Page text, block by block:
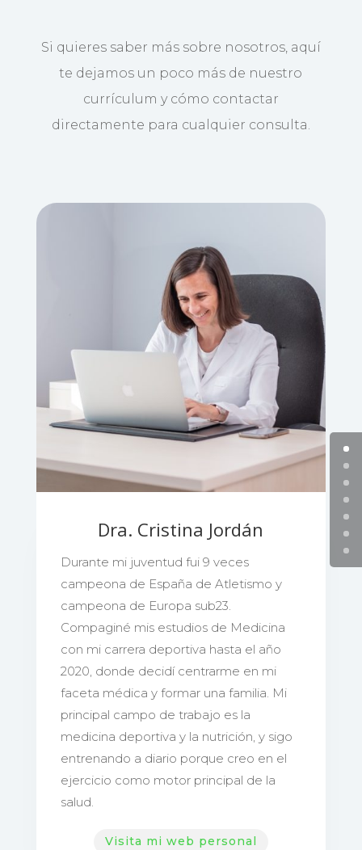
Si quieres saber más sobre nosotros, aquí
te dejamos un poco más de nuestro
currículum y cómo contactar
directamente para cualquier consulta.
Dra. Cristina Jordán
Durante mi juventud fui 9 veces
campeona de España de Atletismo y
campeona de Europa sub23.
Compaginé mis estudios de Medicina
con mi carrera deportiva hasta el año
2020, donde decidí centrarme en mi
faceta médica y formar una familia. Mi
principal campo de trabajo es la
medicina deportiva y la nutrición, y sigo
entrenando a diario porque creo en el
ejercicio como motor principal de la
salud.
Visita mi web personal